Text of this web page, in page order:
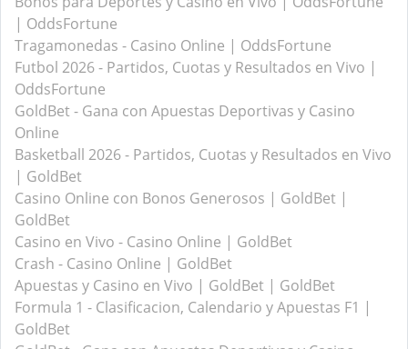
| OddsFortune
Tragamonedas - Casino Online | OddsFortune
Futbol 2026 - Partidos, Cuotas y Resultados en Vivo |
OddsFortune
GoldBet - Gana con Apuestas Deportivas y Casino
Online
Basketball 2026 - Partidos, Cuotas y Resultados en Vivo
| GoldBet
Casino Online con Bonos Generosos | GoldBet |
GoldBet
Casino en Vivo - Casino Online | GoldBet
Crash - Casino Online | GoldBet
Apuestas y Casino en Vivo | GoldBet | GoldBet
Formula 1 - Clasificacion, Calendario y Apuestas F1 |
GoldBet